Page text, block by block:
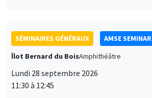
SÉMINAIRES GÉNÉRAUX
AMSE SEMINAR
Îlot Bernard du BoisAmphithéâtre
Lundi 28 septembre 2026
11:30 à 12:45